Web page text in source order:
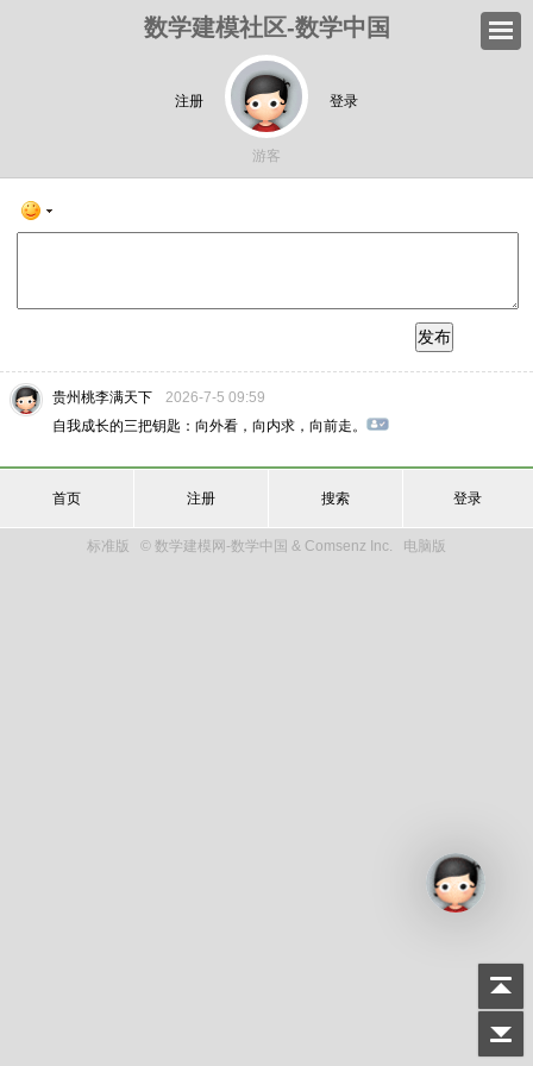
数学建模社区-数学中国
注册 登录
游客
发布
贵州桃李满天下
2026-7-5 09:59
自我成长的三把钥匙：向外看，向内求，向前走。
首页 注册 搜索 登录
标准版 © 数学建模网-数学中国 & Comsenz Inc. 电脑版